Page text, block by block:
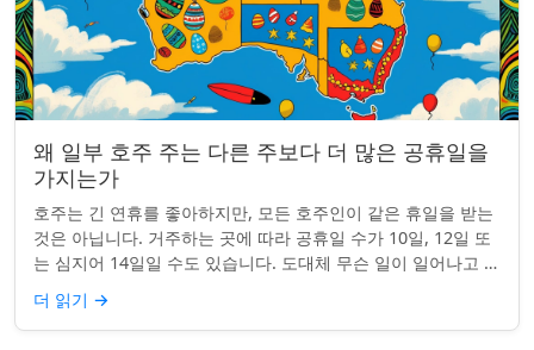
왜 일부 호주 주는 다른 주보다 더 많은 공휴일을
가지는가
호주는 긴 연휴를 좋아하지만, 모든 호주인이 같은 휴일을 받는
것은 아닙니다. 거주하는 곳에 따라 공휴일 수가 10일, 12일 또
는 심지어 14일일 수도 있습니다. 도대체 무슨 일이 일어나고 있
는 걸까요? 왜 일부 ...
더 읽기 →